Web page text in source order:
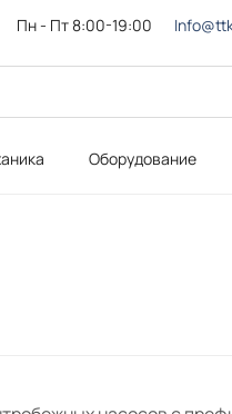
Пн - Пт 8:00-19:00
Оборудование